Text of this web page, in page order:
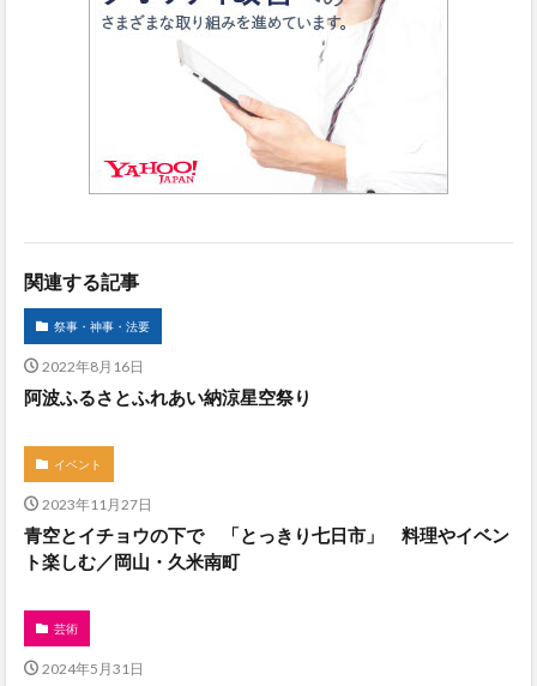
関連する記事
祭事・神事・法要
2022年8月16日
阿波ふるさとふれあい納涼星空祭り
イベント
2023年11月27日
青空とイチョウの下で 「とっきり七日市」 料理やイベン
ト楽しむ／岡山・久米南町
芸術
2024年5月31日